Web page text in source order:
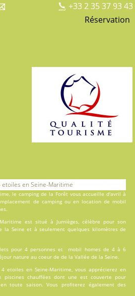
+33 2 35 37 93 43
Réservation
etoiles en Seine-Maritime
lecamping de la Forêtvous accueille d'avril à
de campingou en locationde mobil
est situé à Jumièges, célèbre pour son
la Seine et à seulement quelques kilomètres de
pour 4 personnes et mobil homesde 4 à 6
nature au coeur de de la Vallée de la Seine.
etoiles en Seine-Maritime, vous apprécierez en
piscineschauffées dont une est couverte pour
toute saison. Vous profiterez également des